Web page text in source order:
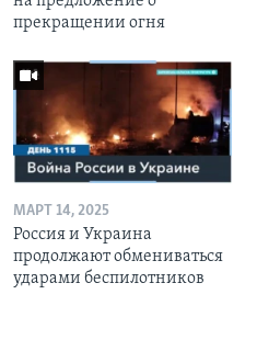
прекращении огня
МАРТ 14, 2025
Россия и Украина
продолжают обмениваться
ударами беспилотников